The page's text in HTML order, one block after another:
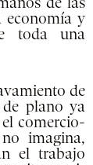
de las
economía y
toda una
de
de plano ya
comercio-
imagina,
el trabajo